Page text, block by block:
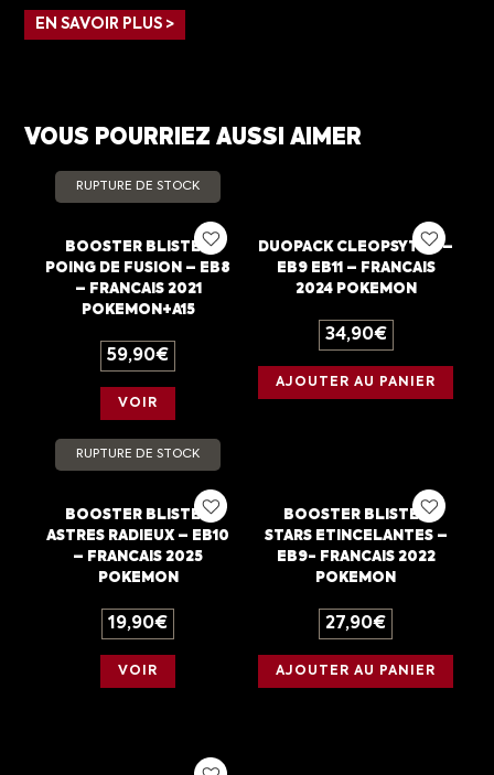
EN SAVOIR PLUS >
VOUS POURRIEZ AUSSI AIMER
RUPTURE DE STOCK
BOOSTER BLISTER
POING DE FUSION – EB8
– FRANCAIS 2021
POKEMON+A15
59,90€
VOIR
DUOPACK CLEOPSYTRA –
EB9 EB11 – FRANCAIS
2024 POKEMON
34,90€
AJOUTER AU PANIER
RUPTURE DE STOCK
BOOSTER BLISTER
ASTRES RADIEUX – EB10
– FRANCAIS 2025
POKEMON
19,90€
VOIR
BOOSTER BLISTER
STARS ETINCELANTES –
EB9- FRANCAIS 2022
POKEMON
27,90€
AJOUTER AU PANIER